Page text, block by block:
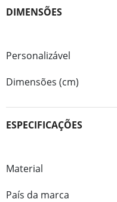
DIMENSÕES
Personalizável
Dimensões (cm)
ESPECIFICAÇÕES
Material
País da marca